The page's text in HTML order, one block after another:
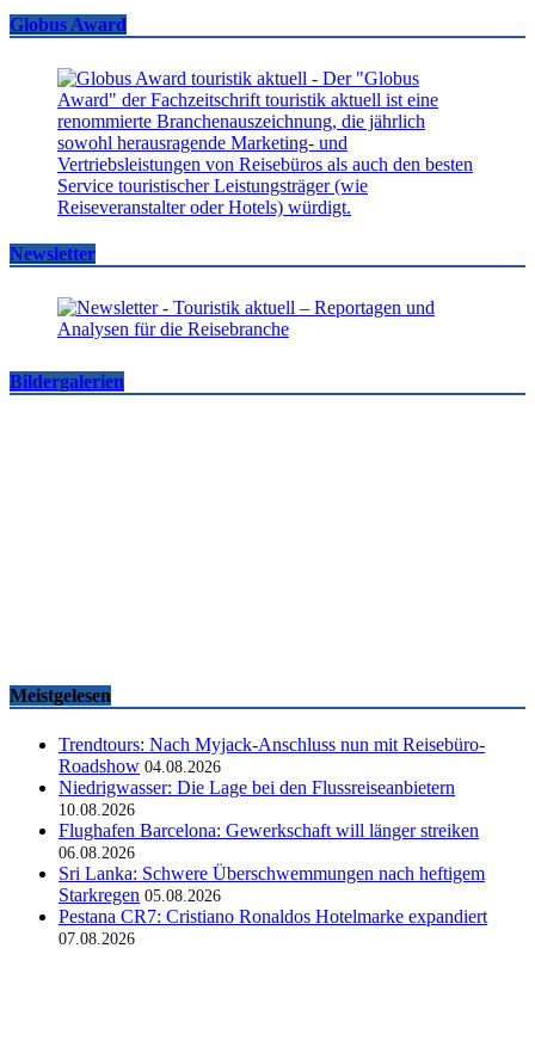
Globus Award
Newsletter
Bildergalerien
Meistgelesen
Trendtours: Nach Myjack-Anschluss nun mit Reisebüro-
Roadshow 04.08.2026
Niedrigwasser: Die Lage bei den Flussreiseanbietern
10.08.2026
Flughafen Barcelona: Gewerkschaft will länger streiken
06.08.2026
Sri Lanka: Schwere Überschwemmungen nach heftigem
Starkregen 05.08.2026
Pestana CR7: Cristiano Ronaldos Hotelmarke expandiert
07.08.2026